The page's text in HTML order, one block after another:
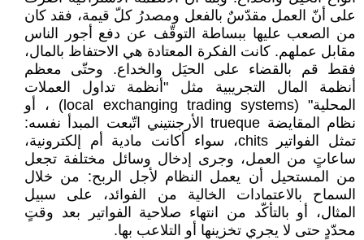
على أنّ العمل مقدّسٌ بالفعل ومصدرُ كلّ ‏قيمة، فقد كان
من الصعب عليها ببساطة التوقّف عن دفع أجور الناس
مقابل عملهم. كانت ‏الفكرة المعتادة هي الاحتفاظ بالمال،
فقط قم بالقضاء على الحيَل والخداع. وحتّى معظم
أنظمة ‏المال التجريبية مثل "أنظمة تداول العملات
المحلية" (‏local exchanging trading systems‏) ، ‏أو
نظام المقايضة ‏trueque‏ الأرجنتيني اتّبعت المبدأ نفسه:
تمثل الفواتير ‏chits، سواء أكانت ‏مادية أم إلكترونية،
ساعاتٍ من العمل، وجرى إدخال وسائل مختلفة تجعل
من المستحيل أن ‏يعمل النظام لأجل الربح: من خلال
السماح بالاعتمادات الخالية من الفوائد، على سبيل
‏المثال، أو بالتأكّد من انتهاء صلاحية الفواتير بعد وقتٍ
محدّدٍ حتى لا يجري تخزينها أو ‏التلاعب بها.‏